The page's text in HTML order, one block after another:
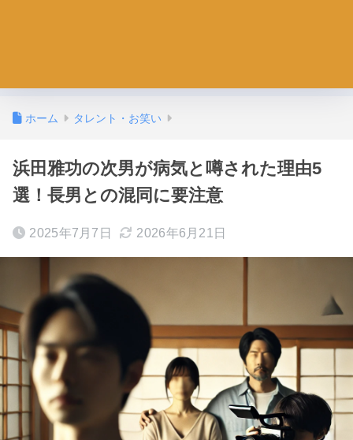
ホーム タレント・お笑い
浜田雅功の次男が病気と噂された理由5
選！長男との混同に要注意
2025年7月7日 2026年6月21日